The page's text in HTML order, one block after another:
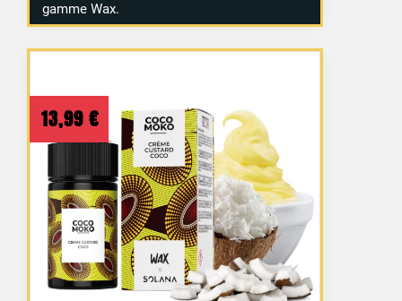
gamme Wax.
13,99 €